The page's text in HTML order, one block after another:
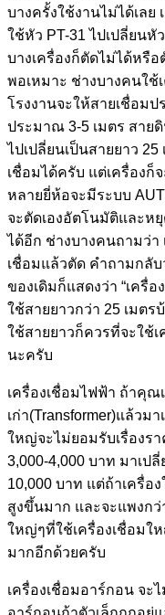
บางครั้งใช้งานไม่ได้เลย
ใช้หัว PT-31 ไปเปลี่ยนหั
บางเครื่องก็ตัดไม่ได้หรื
พอเหมาะ ช่างบางคนใช้
โรงงานจะให้สายเชื่อม
ประมาณ 3-5 เมตร สาย
ไปเปลี่ยนเป็นสายยาว
เชื่อมได้ครับ แต่เครื่องก็
หลายยี่ห้อจะมีระบบ
จะตัดเองอัตโนมัติและห
ได้อีก ช่างบางคนถามว่า
เชื่อมแล้วตัด คำถามกลับ
ของเดิมก็แสดงว่า “เครื่
ใช้สายยาวกว่า 25 เมต
ใช้สายยาวก็ควรที่จะใช้
นะครับ
เครื่องเชื่อมไฟฟ้า ถ้าคุณ
เก่า(Transformer)แล้วม
ใหญ่จะไม่ยอมรับเรื่องรา
3,000-4,000 บาท มาเป
10,000 บาท แต่ถ้าเครื่อ
สูงขึ้นมาก และจะแพงกว่
ใหญ่ๆที่ใช้เครื่องเชื่อมใ
มากอีกด้วยครับ
เครื่องเชื่อมอาร์กอน จะ